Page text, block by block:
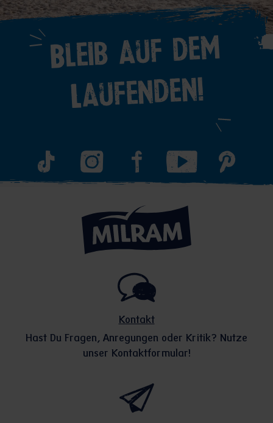
Bleib auf dem
Laufenden!
Kontakt
Hast Du Fragen, Anregungen oder Kritik? Nutze
unser Kontaktformular!